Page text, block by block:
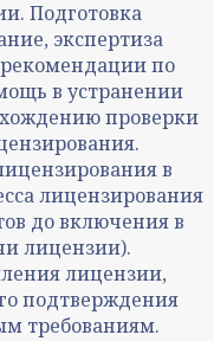
Подготовка
экспертиза
по
в устранении
проверки
в
лицензирования
до включения в
лицензии).
лицензии,
подтверждения
требованиям.